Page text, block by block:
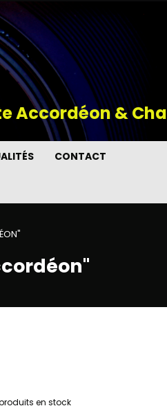
Accordéon &
CONTACT
en stock